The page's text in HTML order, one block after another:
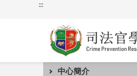
:::
中心簡介